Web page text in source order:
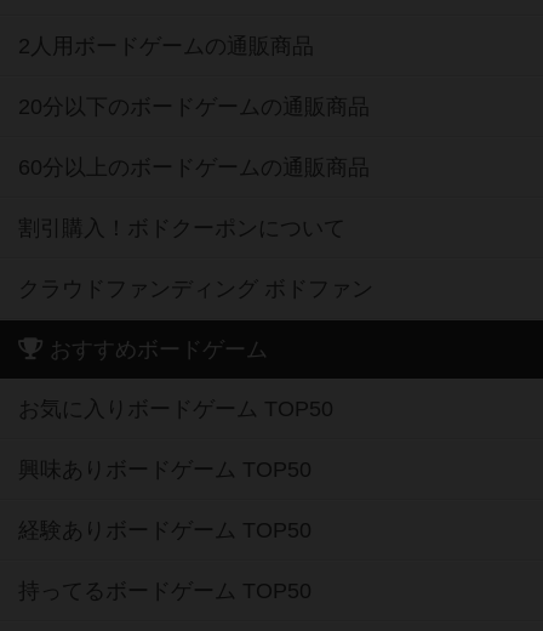
2人用ボードゲームの通販商品
20分以下のボードゲームの通販商品
60分以上のボードゲームの通販商品
割引購入！ボドクーポンについて
クラウドファンディング ボドファン
おすすめボードゲーム
お気に入りボードゲーム TOP50
興味ありボードゲーム TOP50
経験ありボードゲーム TOP50
持ってるボードゲーム TOP50